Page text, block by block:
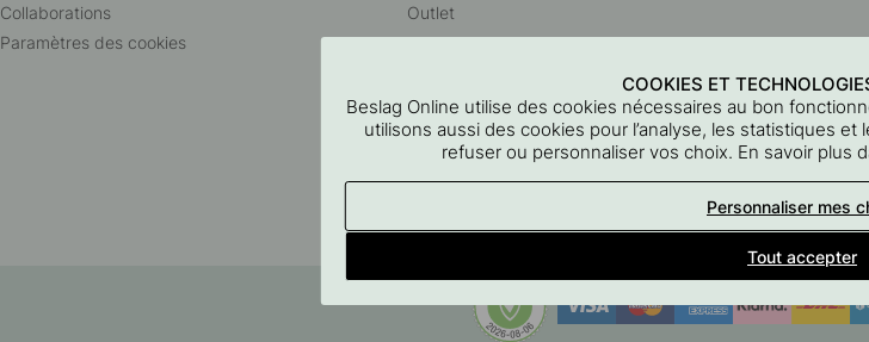
Collaborations
Paramètres des cookies
Outlet
Beslag Online, Inre Kustvägen 32,
© 2015 - 2026 Copyright
COOKIES ET
Beslag Online utilise des cookies nécessaires au bon
utilisons aussi des cookies pour l’analyse, les statistiques
refuser ou personnaliser vos choix. En savoir plus
Personnaliser mes
Tout accepter